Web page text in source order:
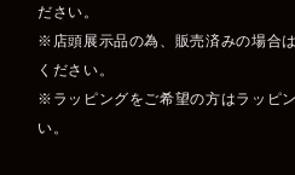
ださい。
※店頭展示品の為、販売済みの場合
ください。
※ラッピングをご希望の方はラッピ
い。